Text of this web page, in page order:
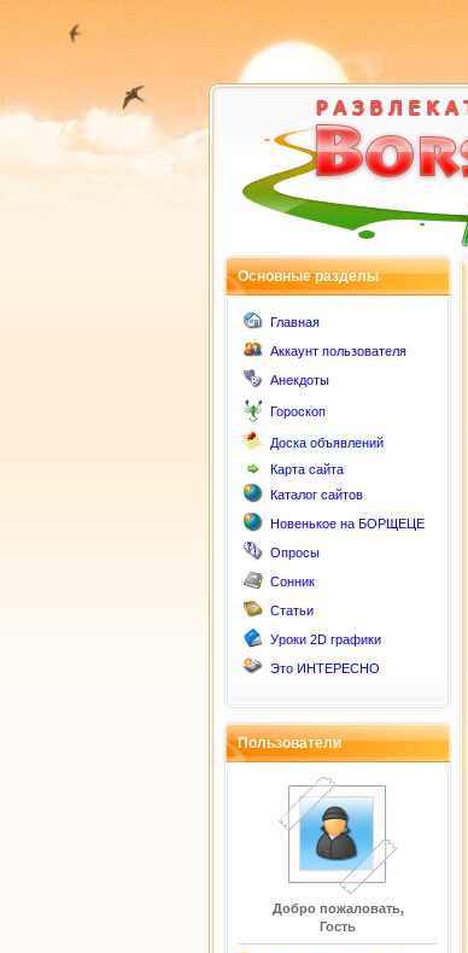
Основные разделы
Главная
Аккаунт пользователя
Анекдоты
Гороскоп
Доска объявлений
Карта сайта
Каталог сайтов
Новенькое на БОРЩЕЦЕ
Опросы
Сонник
Статьи
Уроки 2D графики
Это ИНТЕРЕСНО
Пользователи
Добро пожаловать,
Гость